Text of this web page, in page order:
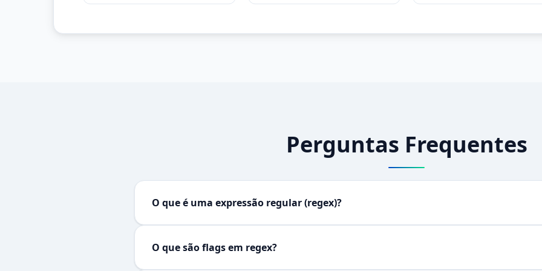
Perguntas Frequentes
O que é uma expressão regular (regex)?
Uma
(regex ou regexp) é uma sequência de caracteres que define um
programação e editores de texto para encontrar, validar, substituir ou extrair partes de uma
definido.
O que são flags em regex?